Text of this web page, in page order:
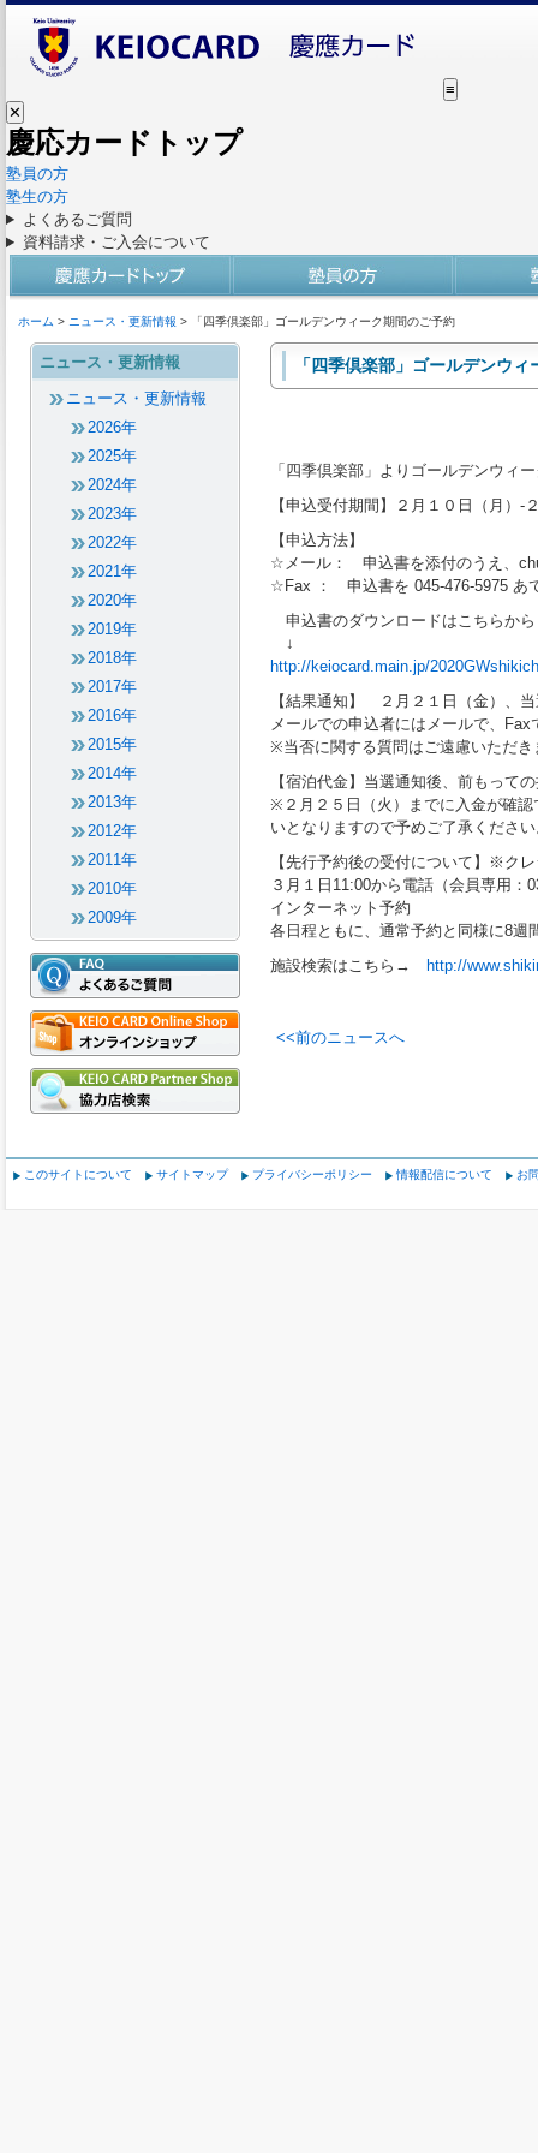
≡
✕
慶応カードトップ
塾員の方
塾生の方
よくあるご質問
資料請求・ご入会について
ホーム > ニュース・更新情報 > 「四季倶楽部」ゴールデンウィーク期間のご予約
ニュース・更新情報
ニュース・更新情報
2026年
2025年
2024年
2023年
2022年
2021年
2020年
2019年
2018年
2017年
2016年
2015年
2014年
2013年
2012年
2011年
2010年
2009年
「四季倶楽部」ゴールデンウ
「四季倶楽部」よりゴールデンウィ
【申込受付期間】２月１０日（月）-
【申込方法】
☆メール： 申込書を添付のうえ、
☆Fax ： 申込書を 045-476-5975 あ
申込書のダウンロードはこちらから
↓
http://keiocard.main.jp/
【結果通知】 ２月２１日（金）、
メールでの申込者にはメールで、
※当否に関する質問はご遠慮いただ
【宿泊代金】当選通知後、前もって
※２月２５日（火）までに入金が確
いとなりますので予めご了承くださ
【先行予約後の受付について】※ク
３月１日11:00から電話（会員専用：
インターネット予約
各日程ともに、通常予約と同様に8週
施設検索はこちら→
http://
<<前のニュースへ
このサイトについて サイトマップ プライバシーポリシー 情報配信について お